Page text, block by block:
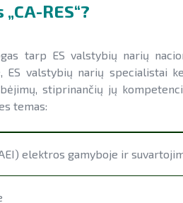
RES“?
tarp ES valstybių narių
ES valstybių narių specialistai
stiprinančių jų
temas:
elektros gamyboje ir